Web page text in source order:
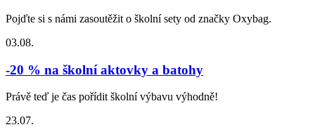
Pojďte si s námi zasoutěžit o školní sety od značky Oxybag.
03.08.
-20 % na školní aktovky a batohy
Právě teď je čas pořídit školní výbavu výhodně!
23.07.